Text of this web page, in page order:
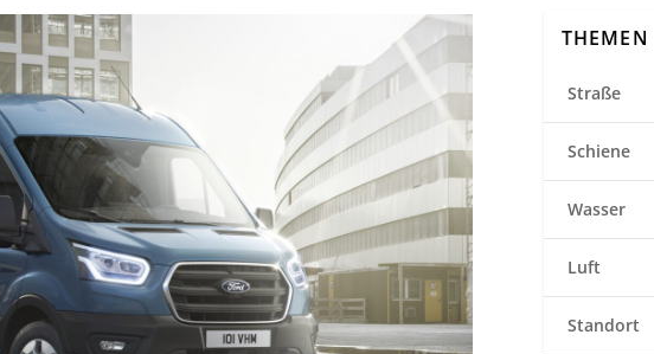
THEMEN
Straße
Schiene
Wasser
Luft
Standort